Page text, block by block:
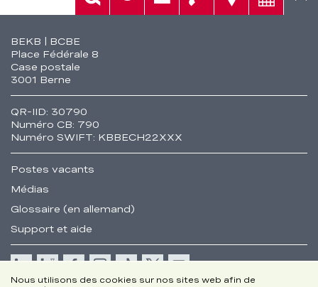
Nous utilisons des cookies sur nos sites web afin de
Fusszeile
BEKB | BCBE
Place Fédérale 8
Case postale
3001 Berne
QR-IID: 30790
Numéro CB: 790
Numéro SWIFT: KBBECH22XXX
Postes vacants
Médias
Glossaire (en allemand)
Support et aide